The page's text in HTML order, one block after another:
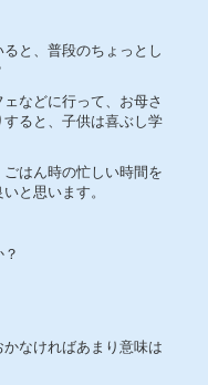
と、普段のちょっとし
などに行って、お母さ
ると、子供は喜ぶし学
はん時の忙しい時間を
と思います。
なければあまり意味は